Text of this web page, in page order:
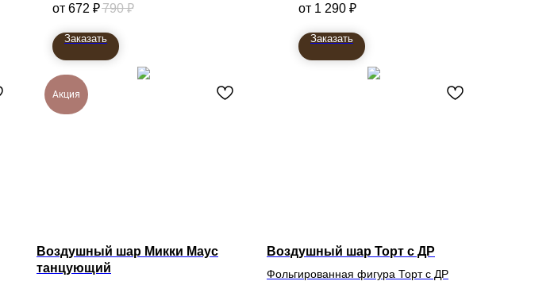
672 ₽790 ₽
Заказать
1 290 ₽
Заказать
Акция
Воздушный шар Микки Маус
танцующий
Воздушный шар Торт с ДР
Фольгированная фигура Торт с ДР